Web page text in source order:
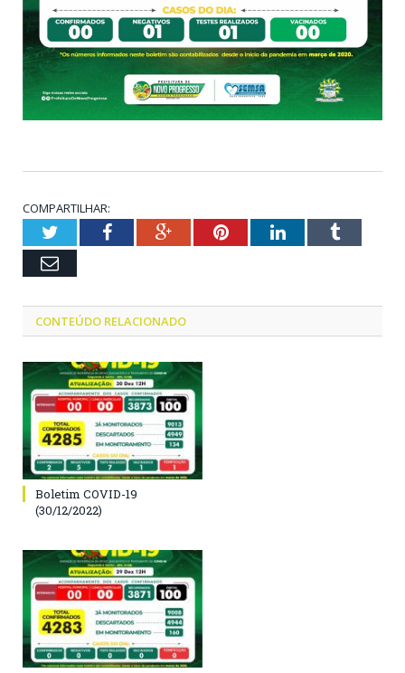
COMPARTILHAR:
TwitterFacebookGoogle+PinterestLinkedInTumblr
Email
CONTEÚDO RELACIONADO
Boletim COVID-19
(30/12/2022)